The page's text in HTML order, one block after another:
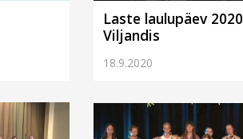
Laste laulupäev 2020
Viljandis
18.9.2020